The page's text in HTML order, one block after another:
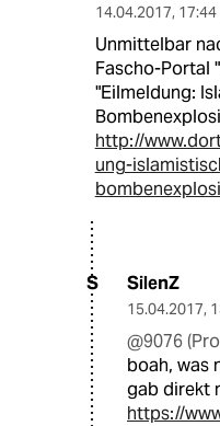
14.04.2017,
Unmittelbar
Fascho-Portal
"Eilmeldung:
http://
ung-
S SilenZ
15.04.2017,
@9076
boah, was
gab direkt
https://